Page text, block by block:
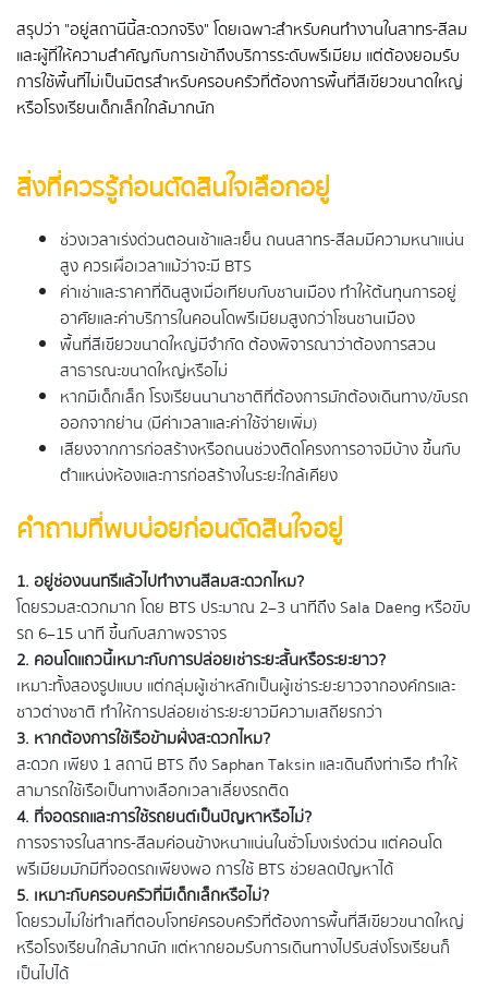
สรุปว่า "อยู่สถานีนี้สะดวกจริง" โดยเฉพาะสำหรับคนทำงานในสาทร-สีลม
และผู้ที่ให้ความสำคัญกับการเข้าถึงบริการระดับพรีเมียม แต่ต้องยอมรับ
การใช้พื้นที่ไม่เป็นมิตรสำหรับครอบครัวที่ต้องการพื้นที่สีเขียวขนาดใหญ่
หรือโรงเรียนเด็กเล็กใกล้มากนัก
สิ่งที่ควรรู้ก่อนตัดสินใจเลือกอยู่
ช่วงเวลาเร่งด่วนตอนเช้าและเย็น ถนนสาทร-สีลมมีความหนาแน่น
สูง ควรเผื่อเวลาแม้ว่าจะมี BTS
ค่าเช่าและราคาที่ดินสูงเมื่อเทียบกับชานเมือง ทำให้ต้นทุนการอยู่
อาศัยและค่าบริการในคอนโดพรีเมียมสูงกว่าโซนชานเมือง
พื้นที่สีเขียวขนาดใหญ่มีจำกัด ต้องพิจารณาว่าต้องการสวน
สาธารณะขนาดใหญ่หรือไม่
หากมีเด็กเล็ก โรงเรียนนานาชาติที่ต้องการมักต้องเดินทาง/ขับรถ
ออกจากย่าน (มีค่าเวลาและค่าใช้จ่ายเพิ่ม)
เสียงจากการก่อสร้างหรือถนนช่วงติดโครงการอาจมีบ้าง ขึ้นกับ
ตำแหน่งห้องและการก่อสร้างในระยะใกล้เคียง
คำถามที่พบบ่อยก่อนตัดสินใจอยู่
1. อยู่ช่องนนทรีแล้วไปทำงานสีลมสะดวกไหม?
โดยรวมสะดวกมาก โดย BTS ประมาณ 2–3 นาทีถึง Sala Daeng หรือขับ
รถ 6–15 นาที ขึ้นกับสภาพจราจร
2. คอนโดแถวนี้เหมาะกับการปล่อยเช่าระยะสั้นหรือระยะยาว?
เหมาะทั้งสองรูปแบบ แต่กลุ่มผู้เช่าหลักเป็นผู้เช่าระยะยาวจากองค์กรและ
ชาวต่างชาติ ทำให้การปล่อยเช่าระยะยาวมีความเสถียรกว่า
3. หากต้องการใช้เรือข้ามฝั่งสะดวกไหม?
สะดวก เพียง 1 สถานี BTS ถึง Saphan Taksin และเดินถึงท่าเรือ ทำให้
สามารถใช้เรือเป็นทางเลือกเวลาเลี่ยงรถติด
4. ที่จอดรถและการใช้รถยนต์เป็นปัญหาหรือไม่?
การจราจรในสาทร-สีลมค่อนข้างหนาแน่นในชั่วโมงเร่งด่วน แต่คอนโด
พรีเมียมมักมีที่จอดรถเพียงพอ การใช้ BTS ช่วยลดปัญหาได้
5. เหมาะกับครอบครัวที่มีเด็กเล็กหรือไม่?
โดยรวมไม่ใช่ทำเลที่ตอบโจทย์ครอบครัวที่ต้องการพื้นที่สีเขียวขนาดใหญ่
หรือโรงเรียนใกล้มากนัก แต่หากยอมรับการเดินทางไปรับส่งโรงเรียนก็
เป็นไปได้